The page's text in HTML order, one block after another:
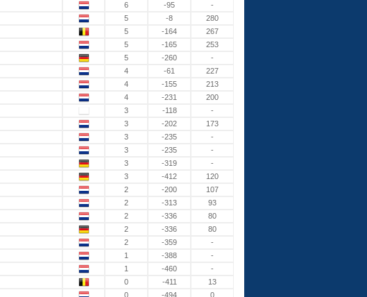
6 -95
-
5 -8
280
5 -164
267
5 -165
253
5 -260
-
4 -61
227
4 -155
213
4 -231
200
3 -118
-
3 -202
173
3 -235
-
3 -235
-
3 -319
-
3 -412
120
2 -200
107
2 -313
93
2 -336
80
2 -336
80
2 -359
-
1 -388
-
1 -460
-
0 -411
13
0 -494 0